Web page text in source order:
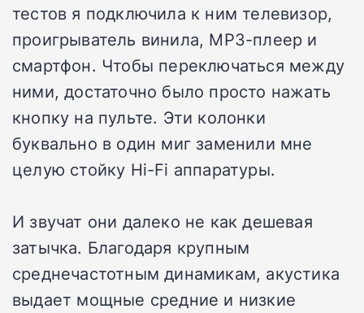
тестов я подключила к ним телевизор,
проигрыватель винила, MP3-плеер и
смартфон. Чтобы переключаться между
ними, достаточно было просто нажать
кнопку на пульте. Эти колонки
буквально в один миг заменили мне
целую стойку Hi-Fi аппаратуры.
И звучат они далеко не как дешевая
затычка. Благодаря крупным
среднечастотным динамикам, акустика
выдает мощные средние и низкие